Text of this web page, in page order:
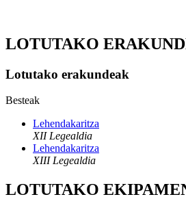
LOTUTAKO
Lotutako erakundeak
Besteak
Lehendakaritza
XII Legealdia
Lehendakaritza
XIII Legealdia
LOTUTAKO